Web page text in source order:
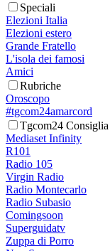
Speciali
Elezioni Italia
Elezioni estero
Grande Fratello
L'isola dei famosi
Amici
Rubriche
Oroscopo
#tgcom24amarcord
Tgcom24 Consiglia
Mediaset Infinity
R101
Radio 105
Virgin Radio
Radio Montecarlo
Radio Subasio
Comingsoon
Superguidatv
Zuppa di Porro